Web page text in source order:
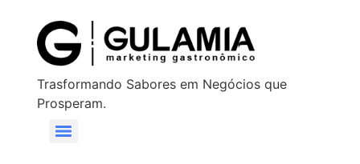
Trasformando Sabores em Negócios que
Prosperam.